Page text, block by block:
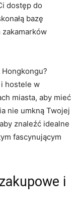
dostęp do
bazę
hostele w
miasta, aby ​mieć
nie umkną Twojej
znaleźć idealne
fascynującym
i